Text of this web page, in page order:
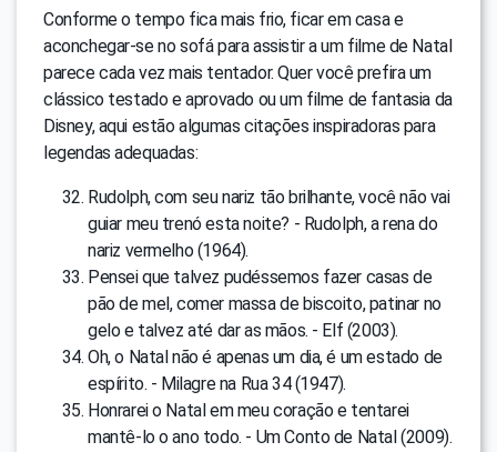
Conforme o tempo fica mais frio, ficar em casa e
aconchegar-se no sofá para assistir a um filme de Natal
parece cada vez mais tentador. Quer você prefira um
clássico testado e aprovado ou um filme de fantasia da
Disney, aqui estão algumas citações inspiradoras para
legendas adequadas:
Rudolph, com seu nariz tão brilhante, você não vai
guiar meu trenó esta noite? - Rudolph, a rena do
nariz vermelho (1964).
Pensei que talvez pudéssemos fazer casas de
pão de mel, comer massa de biscoito, patinar no
gelo e talvez até dar as mãos. - Elf (2003).
Oh, o Natal não é apenas um dia, é um estado de
espírito. - Milagre na Rua 34 (1947).
Honrarei o Natal em meu coração e tentarei
mantê-lo o ano todo. - Um Conto de Natal (2009).